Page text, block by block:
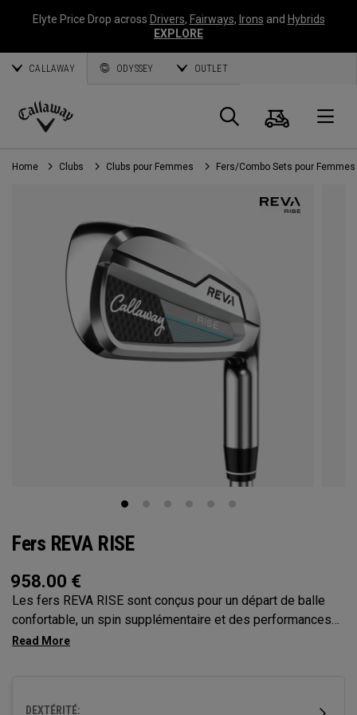
Elyte Price Drop across Drivers, Fairways, Irons and Hybrids
EXPLORE
CALLAWAY ODYSSEY OUTLET
Callaway
Golf
Panier
Home Clubs Clubs pour Femmes Fers/Combo Sets pour Femmes
Fers REVA RISE
958.00 €
Les fers REVA RISE sont conçus pour un départ de balle
confortable, un spin supplémentaire et des performances
régulières. Ils intègrent les dynamiques de swings
DEXTÉRITÉ: